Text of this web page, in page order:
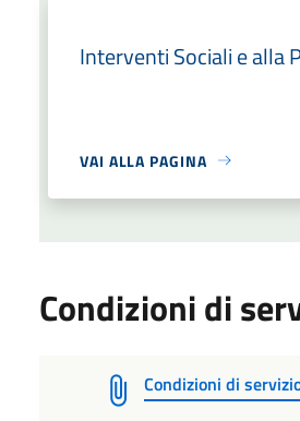
Interventi Sociali e alla
VAI ALLA PAGINA
Condizioni di
Condizioni di